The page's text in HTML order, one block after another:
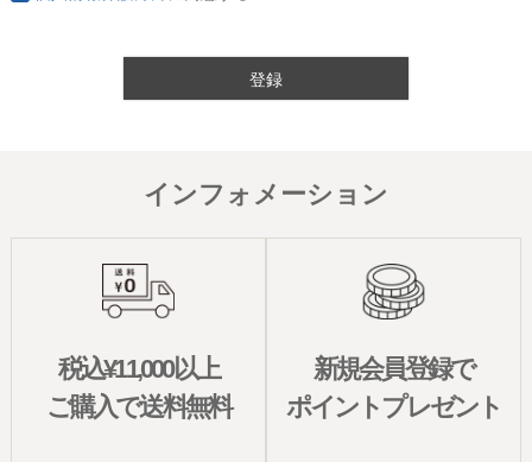
登録
インフォメーション
税込¥11,000以上
ご購入で送料無料
新規会員登録で
ポイントプレゼント